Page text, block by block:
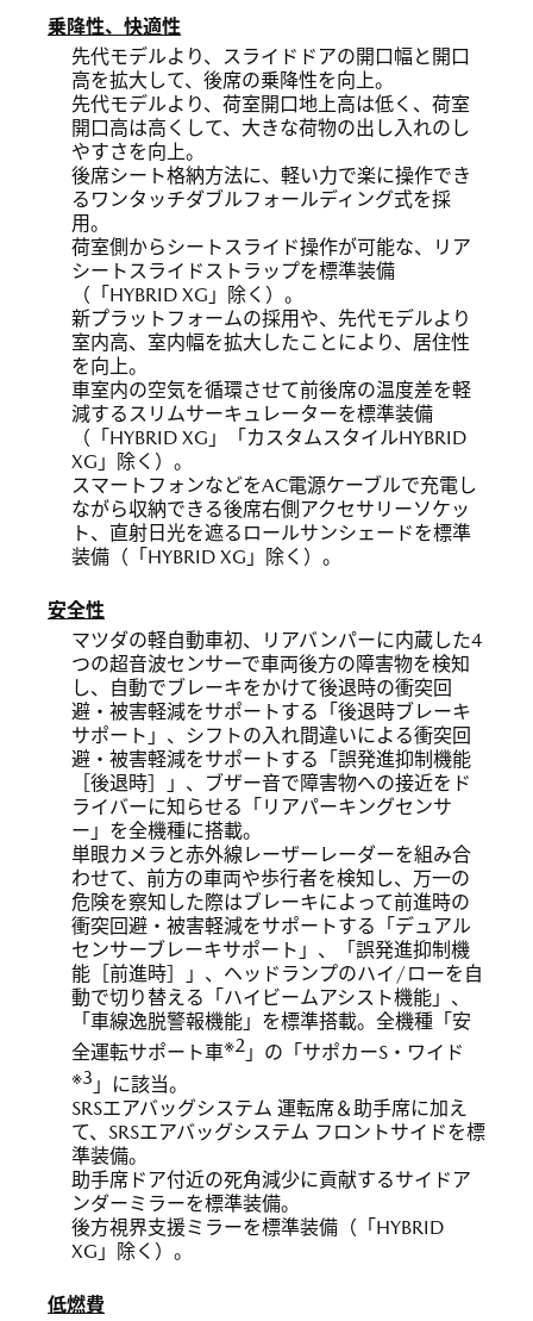
乗降性、快適性
先代モデルより、スライドドアの開口幅と開口
高を拡大して、後席の乗降性を向上。
先代モデルより、荷室開口地上高は低く、荷室
開口高は高くして、大きな荷物の出し入れのし
やすさを向上。
後席シート格納方法に、軽い力で楽に操作でき
るワンタッチダブルフォールディング式を採
用。
荷室側からシートスライド操作が可能な、リア
シートスライドストラップを標準装備
（「HYBRID XG」除く）。
新プラットフォームの採用や、先代モデルより
室内高、室内幅を拡大したことにより、居住性
を向上。
車室内の空気を循環させて前後席の温度差を軽
減するスリムサーキュレーターを標準装備
（「HYBRID XG」「カスタムスタイルHYBRID
XG」除く）。
スマートフォンなどをAC電源ケーブルで充電し
ながら収納できる後席右側アクセサリーソケッ
ト、直射日光を遮るロールサンシェードを標準
装備（「HYBRID XG」除く）。
安全性
マツダの軽自動車初、リアバンパーに内蔵した4
つの超音波センサーで車両後方の障害物を検知
し、自動でブレーキをかけて後退時の衝突回
避・被害軽減をサポートする「後退時ブレーキ
サポート」、シフトの入れ間違いによる衝突回
避・被害軽減をサポートする「誤発進抑制機能
［後退時］」、ブザー音で障害物への接近をド
ライバーに知らせる「リアパーキングセンサ
ー」を全機種に搭載。
単眼カメラと赤外線レーザーレーダーを組み合
わせて、前方の車両や歩行者を検知し、万一の
危険を察知した際はブレーキによって前進時の
衝突回避・被害軽減をサポートする「デュアル
センサーブレーキサポート」、「誤発進抑制機
能［前進時］」、ヘッドランプのハイ/ローを自
動で切り替える「ハイビームアシスト機能」、
「車線逸脱警報機能」を標準搭載。全機種「安
全運転サポート車※2 」の「サポカーS・ワイド
※3 」に該当。
SRSエアバッグシステム 運転席＆助手席に加え
て、SRSエアバッグシステム フロントサイドを標
準装備。
助手席ドア付近の死角減少に貢献するサイドア
ンダーミラーを標準装備。
後方視界支援ミラーを標準装備（「HYBRID
XG」除く）。
低燃費